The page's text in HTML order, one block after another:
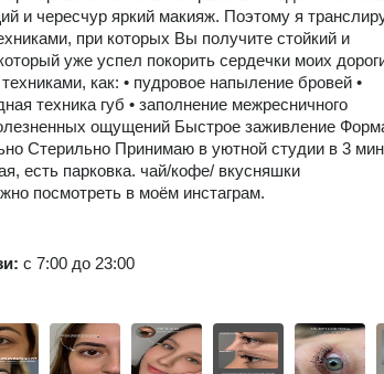
и чересчур яркий макияж. Поэтому я
при которых Вы получите стойкий и
уже успел покорить сердечки моих
как: • пудровое напыление бровей •
техника губ • заполнение межресничного
ощущений ️Быстрое заживление
Стерильно Принимаю в уютной студии в 3
есть парковка. чай/кофе/ вкусняшки
посмотреть в️️ моём инстаграм.
с 7:00 до 23:00